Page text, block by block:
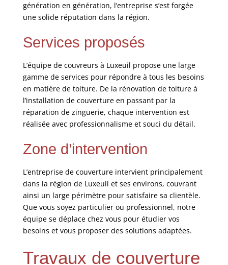
génération en génération, l’entreprise s’est forgée
une solide réputation dans la région.
Services proposés
L’équipe de couvreurs à Luxeuil propose une large
gamme de services pour répondre à tous les besoins
en matière de toiture. De la rénovation de toiture à
l’installation de couverture en passant par la
réparation de zinguerie, chaque intervention est
réalisée avec professionnalisme et souci du détail.
Zone d’intervention
L’entreprise de couverture intervient principalement
dans la région de Luxeuil et ses environs, couvrant
ainsi un large périmètre pour satisfaire sa clientèle.
Que vous soyez particulier ou professionnel, notre
équipe se déplace chez vous pour étudier vos
besoins et vous proposer des solutions adaptées.
Travaux de couverture